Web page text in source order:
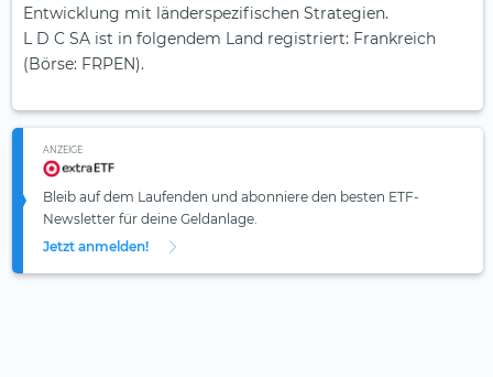
Entwicklung mit länder­spezifischen Strategien.
L D C SA ist in folgendem Land registriert: Frankreich
(Börse: FRPEN).
ANZEIGE
Bleib auf dem Laufenden und abonniere den besten ETF-
Newsletter für deine Geldanlage.
Jetzt anmelden!